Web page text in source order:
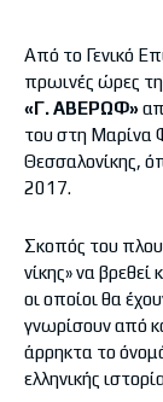
Από το Γενικό
πρωινές ώρες
«Γ. ΑΒΕΡΩΦ»
του στη Μαρίνα
Θεσσαλονίκης,
2017.
Σκοπός του
νίκης» να
οι οποίοι θα
γνωρίσουν από
άρρηκτα το
ελληνικής